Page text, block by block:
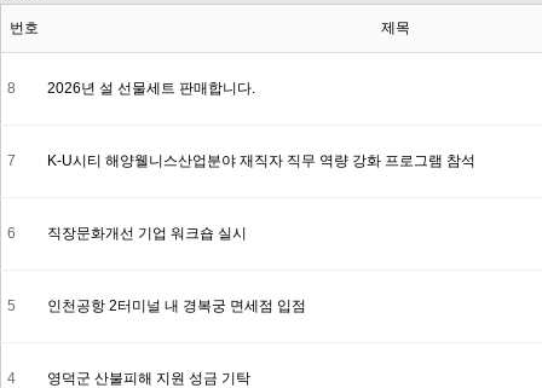
번호 제목
8 2026 년 설 선물세트 판매합니다.
7 K-U시티 해양웰니스산업분야 재직자 직무 역량 강화 프로그램 참석
6 직장문화개선 기업 워크숍 실시
5 인천공항 2터미널 내 경복궁 면세점 입점
4 영덕군 산불피해 지원 성금 기탁